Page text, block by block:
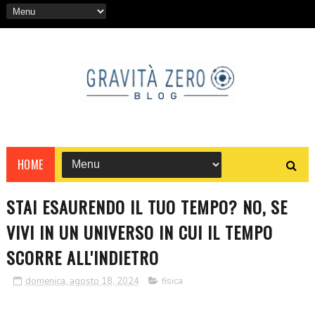
HOME
STAI ESAURENDO IL TUO TEMPO? NO, SE
VIVI IN UN UNIVERSO IN CUI IL TEMPO
SCORRE ALL'INDIETRO
domenica, agosto 18, 2024 fisica